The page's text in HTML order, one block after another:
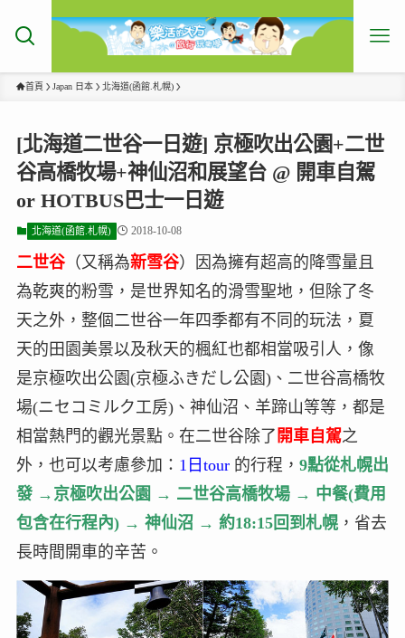
首頁 Japan 日本 北海道(函館.札幌)
[北海道二世谷一日遊] 京極吹出公園+二世
谷高橋牧場+神仙沼和展望台 @ 開車自駕
or HOTBUS巴士一日遊
北海道(函館.札幌) 2018-10-08
二世谷（又稱為新雪谷）因為擁有超高的降雪量且
為乾爽的粉雪，是世界知名的滑雪聖地，但除了冬
天之外，整個二世谷一年四季都有不同的玩法，夏
天的田園美景以及秋天的楓紅也都相當吸引人，像
是京極吹出公園(京極ふきだし公園)、二世谷高橋牧
場(ニセコミルク工房)、神仙沼、羊蹄山等等，都是
相當熱門的觀光景點。在二世谷除了 開車自駕之
外，也可以考慮參加： 1日tour的行程， 9點從札幌出
發 →京極吹出公園 → 二世谷高橋牧場 → 中餐(費用
包含在行程內) → 神仙沼 → 約18:15回到札幌，省去
長時間開車的辛苦。